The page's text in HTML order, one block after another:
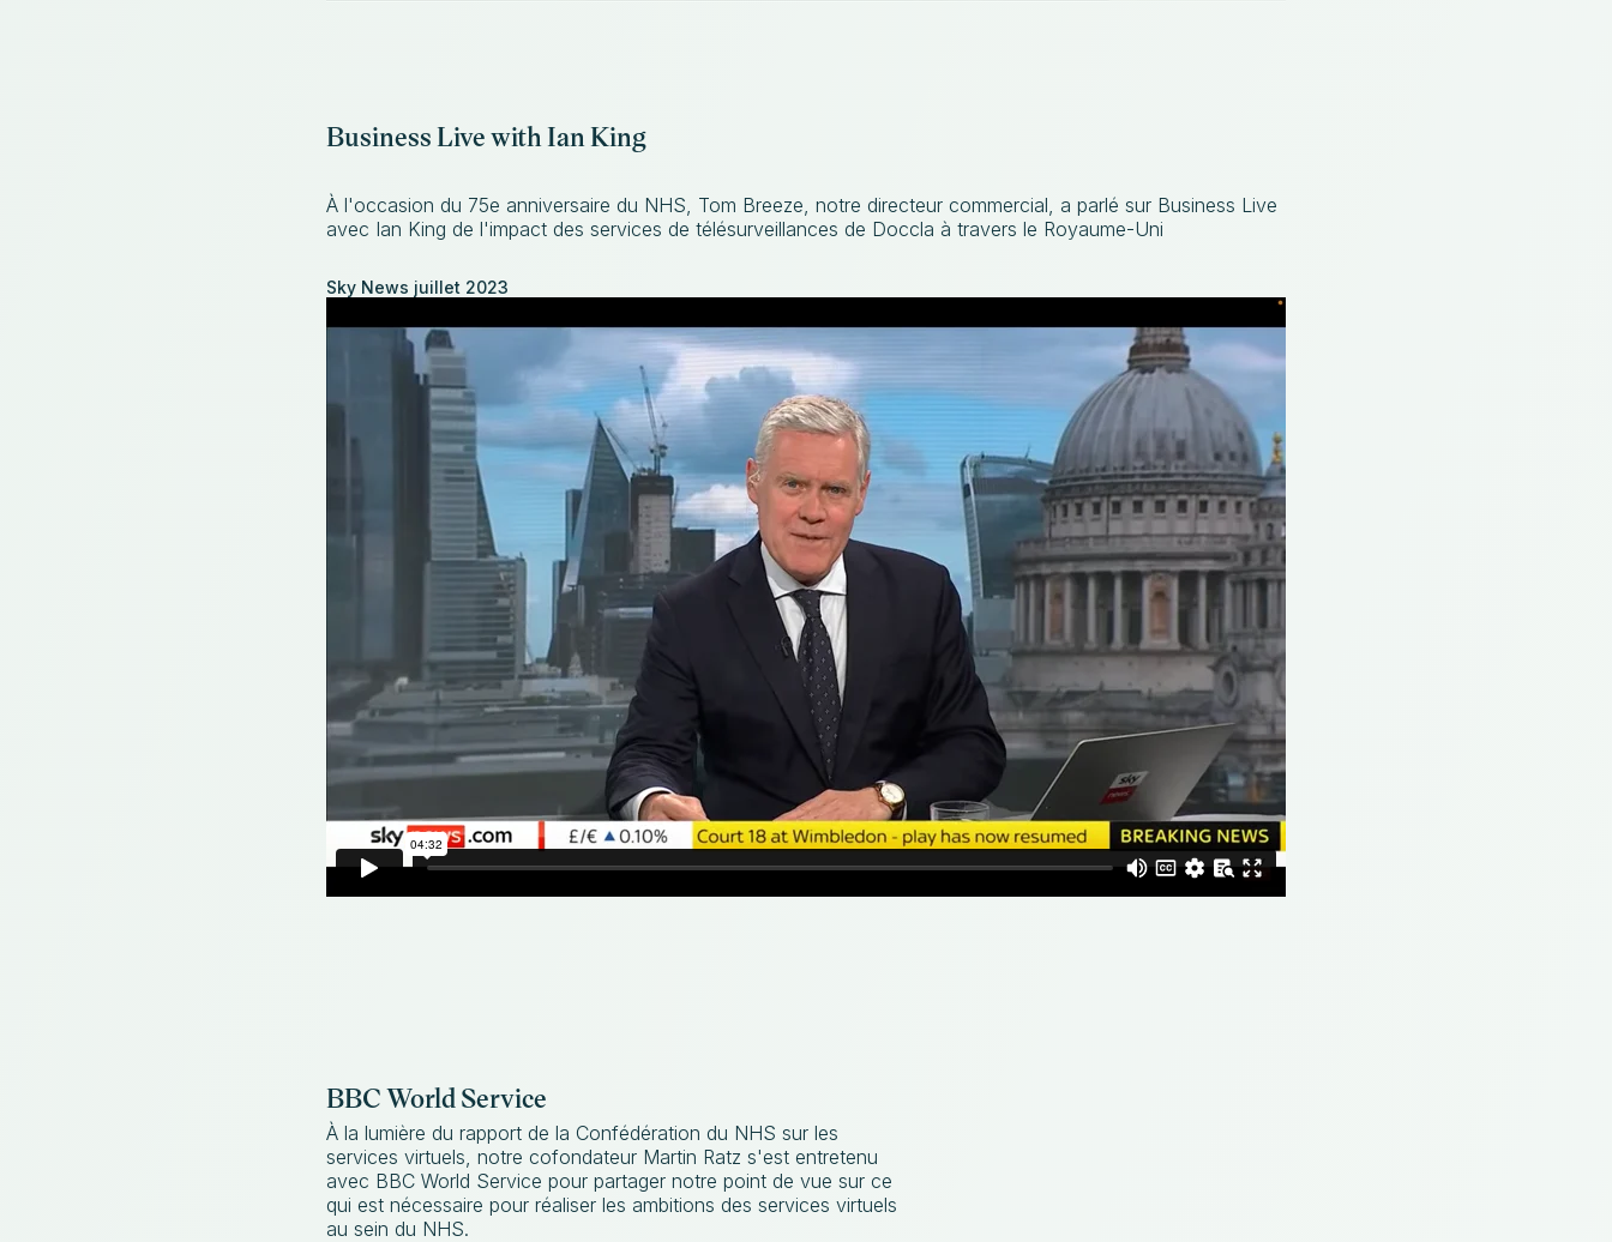
Business Live with Ian King
À l'occasion du 75e anniversaire du NHS, Tom Breeze, notre directeur commercial, a parlé sur Business Live
avec Ian King de l'impact des services de télésurveillances de Doccla à travers le Royaume-Uni
Sky News juillet 2023
BBC World Service
À la lumière du rapport de la Confédération du NHS sur les
services virtuels, notre cofondateur Martin Ratz s'est entretenu
avec BBC World Service pour partager notre point de vue sur ce
qui est nécessaire pour réaliser les ambitions des services virtuels
au sein du NHS.